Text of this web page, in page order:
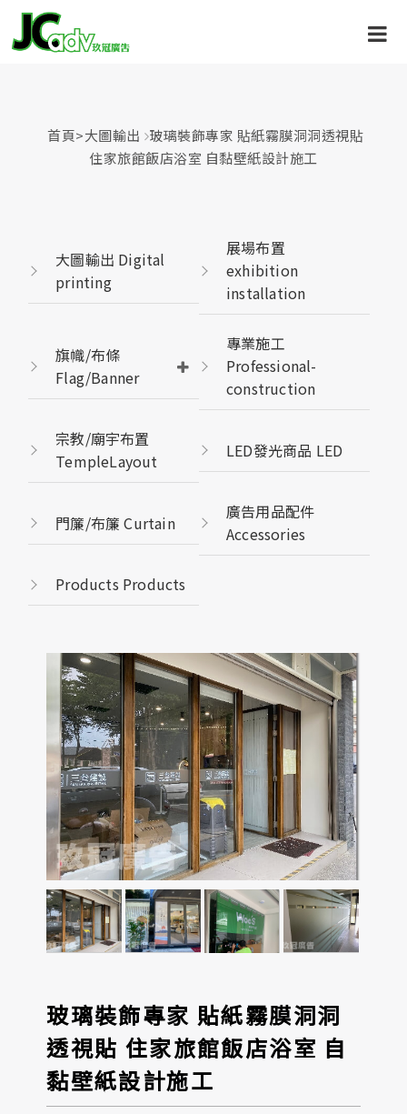
首頁>大圖輸出 玻璃裝飾專家 貼紙霧膜洞洞透視貼
住家旅館飯店浴室 自黏壁紙設計施工
大圖輸出 Digital
printing
展場布置
exhibition
installation
旗幟/布條
Flag/Banner
專業施工
Professional-
construction
宗教/廟宇布置
TempleLayout
LED發光商品 LED
門簾/布簾 Curtain
廣告用品配件
Accessories
Products Products
玻璃裝飾專家 貼紙霧膜洞洞
透視貼 住家旅館飯店浴室 自
黏壁紙設計施工